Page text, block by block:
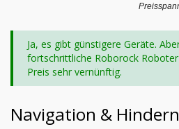
Ja, es gibt günstigere Geräte.
fortschrittliche Roborock
Preis sehr vernünftig.
Navigation &